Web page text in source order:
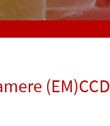
(EM)CCD